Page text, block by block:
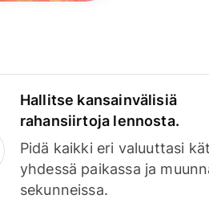
Hallitse kansainvälisiä
rahansiirtoja lennosta.
Pidä kaikki eri valuuttasi
yhdessä paikassa ja
sekunneissa.